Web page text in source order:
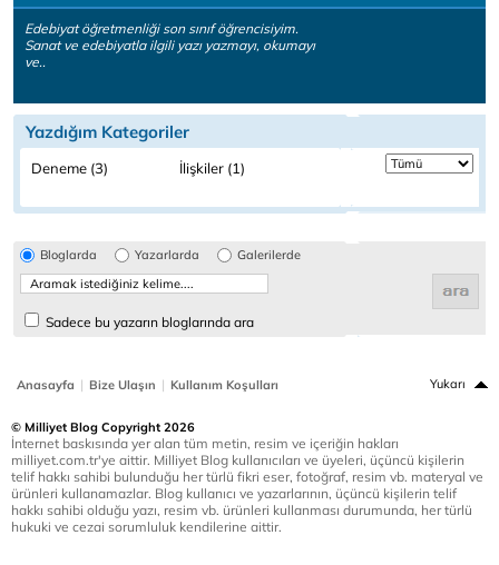
Edebiyat öğretmenliği son sınıf öğrencisiyim.
Sanat ve edebiyatla ilgili yazı yazmayı, okumayı
ve..
Yazdığım Kategoriler
Deneme (3) İlişkiler (1)
Bloglarda Yazarlarda Galerilerde
Sadece bu yazarın bloglarında ara
Anasayfa | Bize Ulaşın | Kullanım Koşulları Yukarı
© Milliyet Blog Copyright 2026
İnternet baskısında yer alan tüm metin, resim ve içeriğin hakları
milliyet.com.tr'ye aittir. Milliyet Blog kullanıcıları ve üyeleri, üçüncü kişilerin
telif hakkı sahibi bulunduğu her türlü fikri eser, fotoğraf, resim vb. materyal ve
ürünleri kullanamazlar. Blog kullanıcı ve yazarlarının, üçüncü kişilerin telif
hakkı sahibi olduğu yazı, resim vb. ürünleri kullanması durumunda, her türlü
hukuki ve cezai sorumluluk kendilerine aittir.